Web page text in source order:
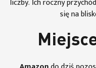
się na